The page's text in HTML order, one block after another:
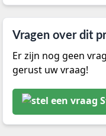
Vragen over dit
Er zijn nog geen
gerust uw vraag!